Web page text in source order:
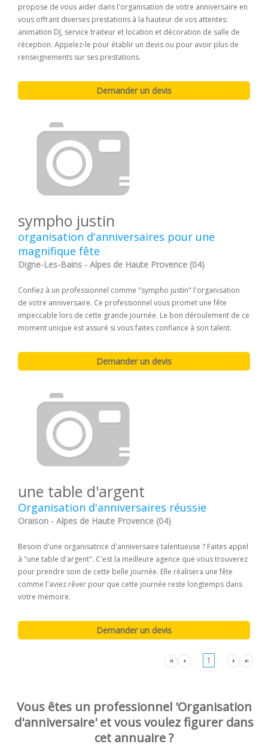
propose de vous aider dans l'organisation de votre anniversaire en
vous offrant diverses prestations à la hauteur de vos attentes:
animation DJ, service traiteur et location et décoration de salle de
réception. Appelez-le pour établir un devis ou pour avoir plus de
renseignements sur ses prestations.
sympho justin
organisation d'anniversaires pour une
magnifique fête
Digne-Les-Bains - Alpes de Haute Provence (04)
Confiez à un professionnel comme "sympho justin" l'organisation
de votre anniversaire. Ce professionnel vous promet une fête
impeccable lors de cette grande journée. Le bon déroulement de ce
moment unique est assuré si vous faites confiance à son talent.
une table d'argent
Organisation d'anniversaires réussie
Oraison - Alpes de Haute Provence (04)
Besoin d'une organisatrice d'anniversaire talentueuse ? Faites appel
à "une table d'argent". C'est la meilleure agence que vous trouverez
pour prendre soin de cette belle journée. Elle réalisera une fête
comme l'aviez rêver pour que cette journée reste longtemps dans
votre mémoire.
1
Vous êtes un professionnel 'Organisation
d'anniversaire' et vous voulez figurer dans
cet annuaire ?